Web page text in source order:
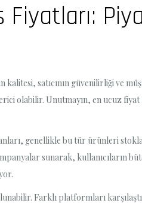
kalitesi, satıcının güvenilirliği ve
olabilir. Unutmayın, en ucuz
genellikle bu tür ürünleri
sunarak, kullanıcıların
Farklı platformları